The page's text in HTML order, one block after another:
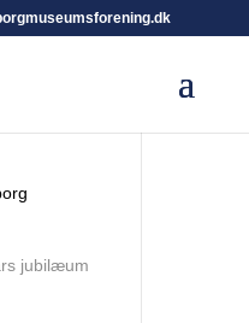
jubilæum